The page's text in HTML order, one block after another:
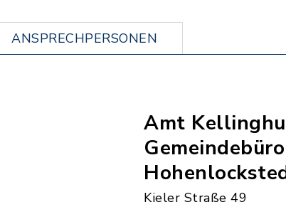
ANSPRECHPERSONEN
Amt
Gemeindebüro
Kieler Straße 49